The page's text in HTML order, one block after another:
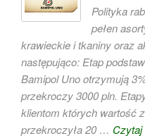
Polityka
pełen
krawieckie i tkaniny oraz
następująco: Etap
Bamipol Uno otrzymują
przekroczy 3000 pln.
klientom których wartość
przekroczyła 20 … Czytaj